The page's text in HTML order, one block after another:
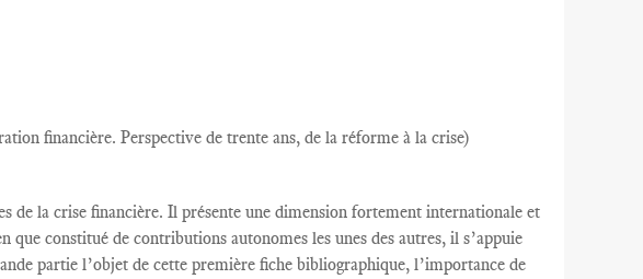
financière. Perspective de trente ans, de la réforme à la crise)
de la crise financière. Il présente une dimension fortement internationale et
que constitué de contributions autonomes les unes des autres, il s’appuie
partie l’objet de cette première fiche bibliographique, l’importance de